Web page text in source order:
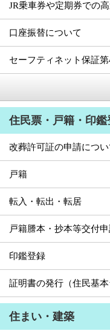
口座振替について
住民票・戸籍・印鑑
改葬許可証の申請につい
戸籍
転入・転出・転居
戸籍謄本・抄本等交付
印鑑登録
証明書の発行（住民基
住まい・建築